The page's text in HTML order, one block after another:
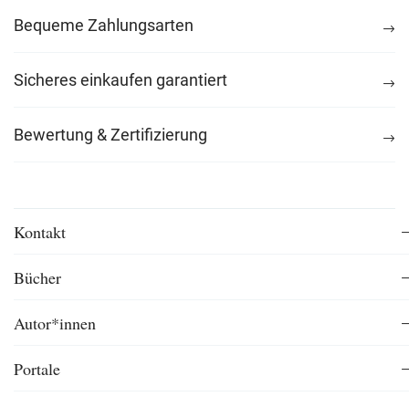
Bequeme Zahlungsarten
Sicheres einkaufen garantiert
Bewertung & Zertifizierung
Kontakt
Bücher
Autor*innen
Portale